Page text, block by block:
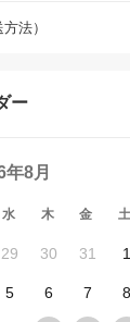
法）
ー
年8月
水 木 金 土
29 30 31 1
5 6 7 8